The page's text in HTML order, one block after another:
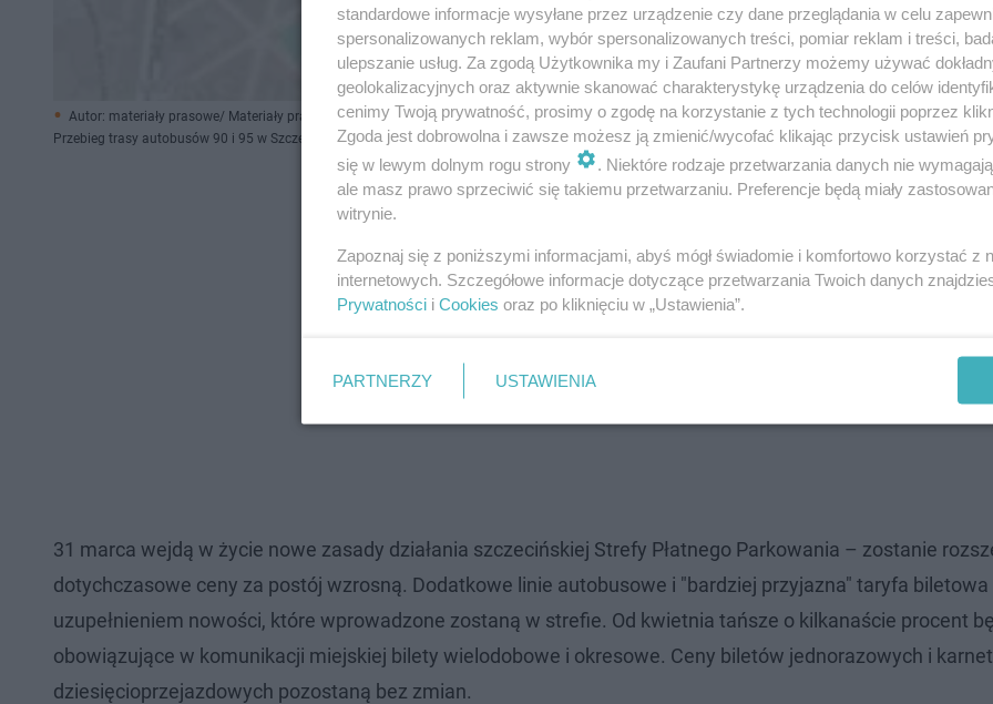
Autor: materiały prasowe/ Materiały prasowe
Przebieg trasy autobusów 90 i 95 w Szczecinie
31 marca wejdą w życie nowe zasady działania szczecińskiej Strefy Płatnego Parkowania – zostanie
dotychczasowe ceny za postój wzrosną. Dodatkowe linie autobusowe i "bardziej przyjazna" taryfa
uzupełnieniem nowości, które wprowadzone zostaną w strefie. Od kwietnia tańsze o kilkanaście procent
obowiązujące w komunikacji miejskiej bilety wielodobowe i okresowe. Ceny biletów jednorazowych i
dziesięcioprzejazdowych pozostaną bez zmian.
standardowe informacje wysyłane przez urządzenie czy dane przeglądania w celu
spersonalizowanych reklam, wybór spersonalizowanych treści, pomiar reklam i treści,
ulepszanie usług. Za zgodą Użytkownika my i Zaufani Partnerzy możemy używać
geolokalizacyjnych oraz aktywnie skanować charakterystykę urządzenia do celów
cenimy Twoją prywatność, prosimy o zgodę na korzystanie z tych technologii poprzez
Zgoda jest dobrowolna i zawsze możesz ją zmienić/wycofać klikając przycisk ustawień
się w lewym dolnym rogu strony
. Niektóre rodzaje przetwarzania danych nie
ale masz prawo sprzeciwić się takiemu przetwarzaniu. Preferencje będą miały
witrynie.
Zapoznaj się z poniższymi informacjami, abyś mógł świadomie i komfortowo korzystać z
internetowych. Szczegółowe informacje dotyczące przetwarzania Twoich danych
Prywatności i Cookies oraz po kliknięciu w „Ustawienia”.
PARTNERZY USTAWIENIA